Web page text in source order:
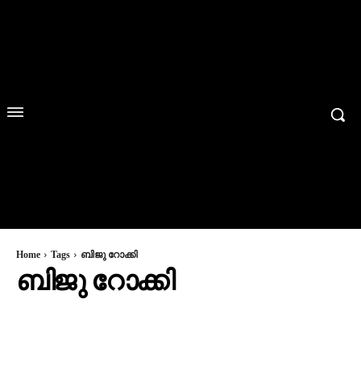
Home Tags ബിജു റോക്കി
ബിജു റോക്കി